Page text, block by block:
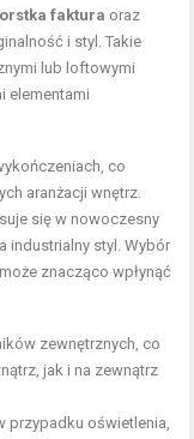
faktura oraz
i styl. Takie
lub loftowymi
elementami
co
aranżacji wnętrz.
się w nowoczesny
industrialny styl. Wybór
znacząco wpłynąć
zewnętrznych, co
jak i na zewnątrz
przypadku oświetlenia,